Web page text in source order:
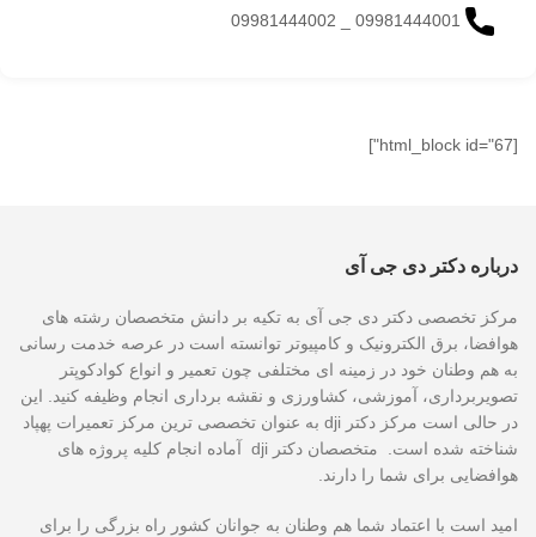
[html_block id="67"]
درباره دکتر دی جی آی
مرکز تخصصی دکتر دی جی آی به تکیه بر دانش متخصصان رشته های
هوافضا، برق الکترونیک و کامپیوتر توانسته است در عرصه خدمت رسانی
به هم وطنان خود در زمینه ای مختلفی چون تعمیر و انواع کوادکوپتر
تصویربرداری، آموزشی، کشاورزی و نقشه برداری انجام وظیفه کنید. این
در حالی است مرکز دکتر dji به عنوان تخصصی ترین مرکز تعمیرات پهپاد
شناخته شده است. متخصصان دکتر dji آماده انجام کلیه پروژه های
هوافضایی برای شما را دارند.
امید است با اعتماد شما هم وطنان به جوانان کشور راه بزرگی را برای